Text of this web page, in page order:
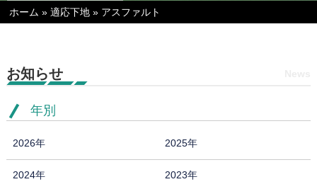
ホーム »適応下地 » アスファルト
お知らせ
年別
2026年 2025年
2024年 2023年